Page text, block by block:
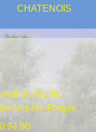
CHATENOIS
de Gaulle
les-Forges
94 90